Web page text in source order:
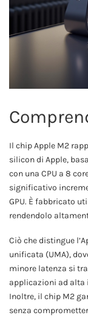
Il chip Apple M2
silicon di Apple,
con una CPU a 8
significativo
GPU. È fabbricato
rendendolo
Ciò che distingue
unificata (UMA),
minore latenza si
applicazioni ad alta
Inoltre, il chip M2
senza